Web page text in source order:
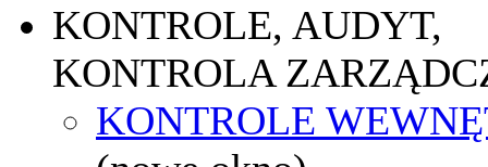
KONTROLE, AUDYT,
KONTROLA
KONTROLE